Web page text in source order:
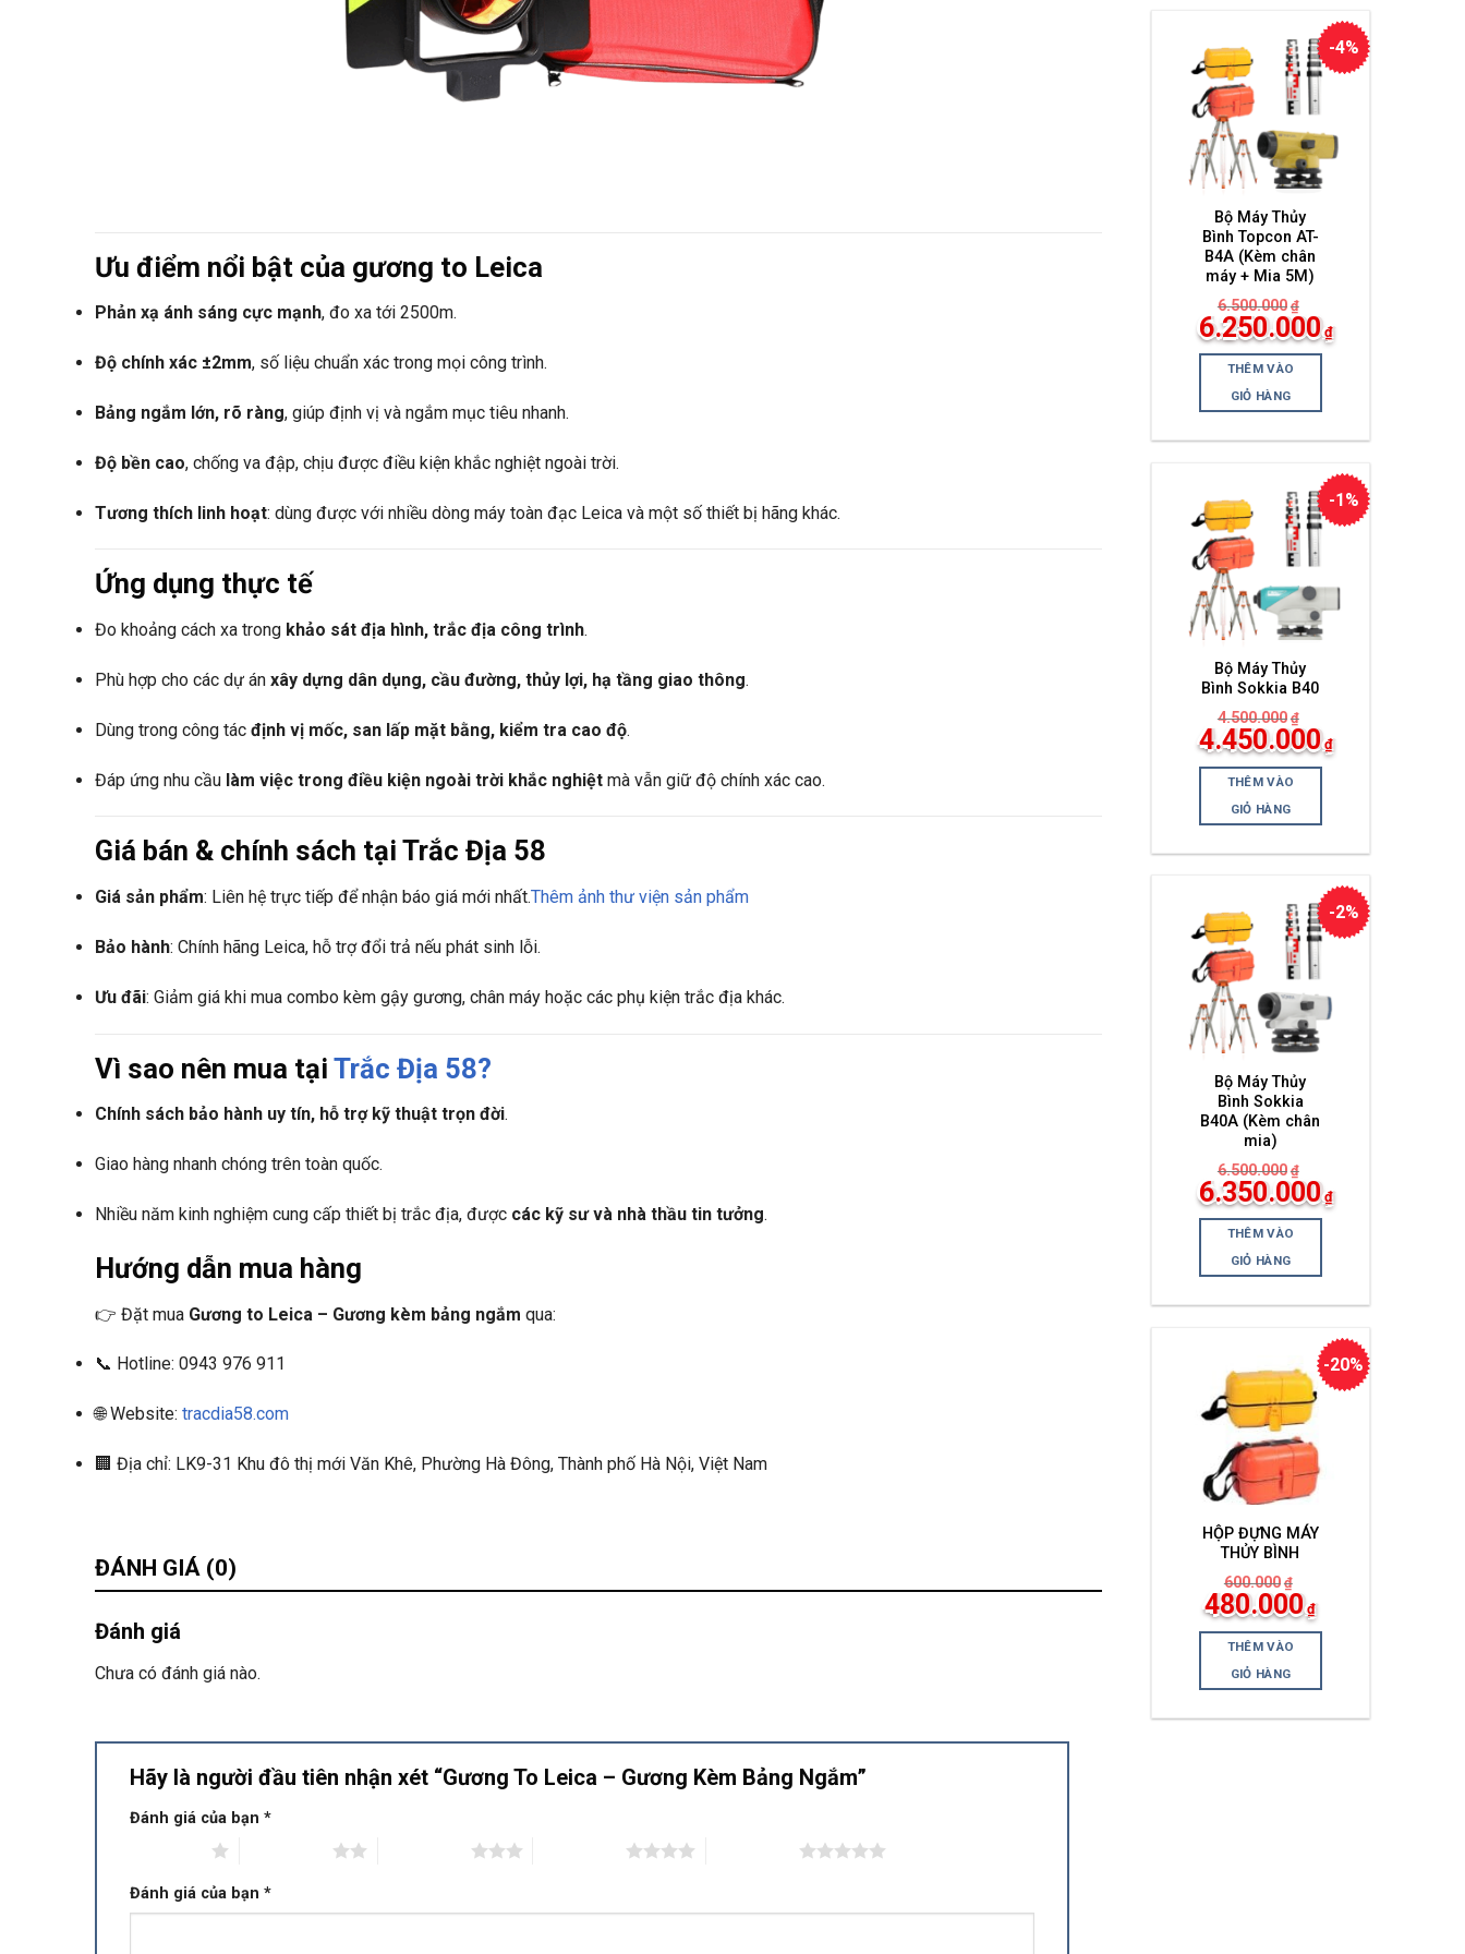
-4%
Bộ Máy Thủy
Bình Topcon AT-
B4A (Kèm chân
máy + Mia 5M)
6.500.000 ₫
Giá
gốc
là:
6.500.000₫.
6.250.000 ₫
Giá
hiện
tại
là:
6.250.000₫.
THÊM VÀO
GIỎ HÀNG
-1%
Bộ Máy Thủy
Bình Sokkia B40
4.500.000 ₫
Giá
gốc
là:
4.500.000₫.
4.450.000 ₫
Giá
hiện
tại
là:
4.450.000₫.
THÊM VÀO
GIỎ HÀNG
-2%
Bộ Máy Thủy
Bình Sokkia
B40A (Kèm chân
mia)
6.500.000 ₫
Giá
gốc
là:
6.500.000₫.
6.350.000 ₫
Giá
hiện
tại
là:
6.350.000₫.
THÊM VÀO
GIỎ HÀNG
-20%
HỘP ĐỰNG MÁY
THỦY BÌNH
600.000 ₫
Giá
gốc
là:
600.000₫.
480.000 ₫hiện
tại
THÊM VÀO
GIỎ HÀNG
Ưu điểm nổi bật của gương to Leica
Phản xạ ánh sáng cực mạnh, đo xa tới 2500m.
Độ chính xác ±2mm, số liệu chuẩn xác trong mọi công trình.
Bảng ngắm lớn, rõ ràng, giúp định vị và ngắm mục tiêu nhanh.
Độ bền cao, chống va đập, chịu được điều kiện khắc nghiệt ngoài trời.
Tương thích linh hoạt: dùng được với nhiều dòng máy toàn đạc Leica và một số thiết bị hãng khác.
Ứng dụng thực tế
Đo khoảng cách xa trong khảo sát địa hình, trắc địa công trình.
Phù hợp cho các dự án xây dựng dân dụng, cầu đường, thủy lợi, hạ tầng giao thông.
Dùng trong công tác định vị mốc, san lấp mặt bằng, kiểm tra cao độ.
Đáp ứng nhu cầu làm việc trong điều kiện ngoài trời khắc nghiệt mà vẫn giữ độ chính xác cao.
Giá bán & chính sách tại Trắc Địa 58
Giá sản phẩm: Liên hệ trực tiếp để nhận báo giá mới nhất.Thêm ảnh thư viện sản phẩm
Bảo hành: Chính hãng Leica, hỗ trợ đổi trả nếu phát sinh lỗi.
Ưu đãi: Giảm giá khi mua combo kèm gậy gương, chân máy hoặc các phụ kiện trắc địa khác.
Vì sao nên mua tại Trắc Địa 58?
Chính sách bảo hành uy tín, hỗ trợ kỹ thuật trọn đời.
Giao hàng nhanh chóng trên toàn quốc.
Nhiều năm kinh nghiệm cung cấp thiết bị trắc địa, được các kỹ sư và nhà thầu tin tưởng.
Hướng dẫn mua hàng
👉 Đặt mua Gương to Leica – Gương kèm bảng ngắm qua:
📞 Hotline: 0943 976 911
🌐 Website: tracdia58.com
🏢 Địa chỉ: LK9-31 Khu đô thị mới Văn Khê, Phường Hà Đông, Thành phố Hà Nội, Việt Nam
ĐÁNH GIÁ (0)
Đánh giá
Chưa có đánh giá nào.
Hãy là người đầu tiên nhận xét “Gương To Leica – Gương Kèm Bảng Ngắm”
Đánh giá của bạn *
Đánh giá của bạn *